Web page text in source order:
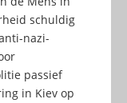
schuldig
nazi-
passief
in Kiev op